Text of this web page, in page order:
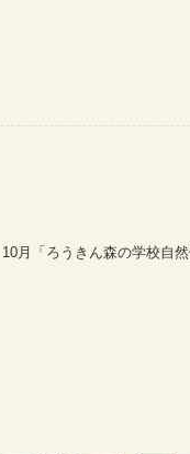
10月「ろうきん森の学校自